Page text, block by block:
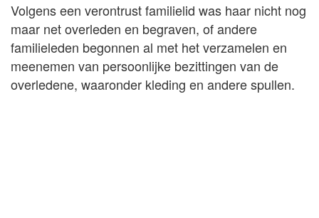
Volgens een verontrust familielid was haar nicht nog
maar net overleden en begraven, of andere
familieleden begonnen al met het verzamelen en
meenemen van persoonlijke bezittingen van de
overledene, waaronder kleding en andere spullen.